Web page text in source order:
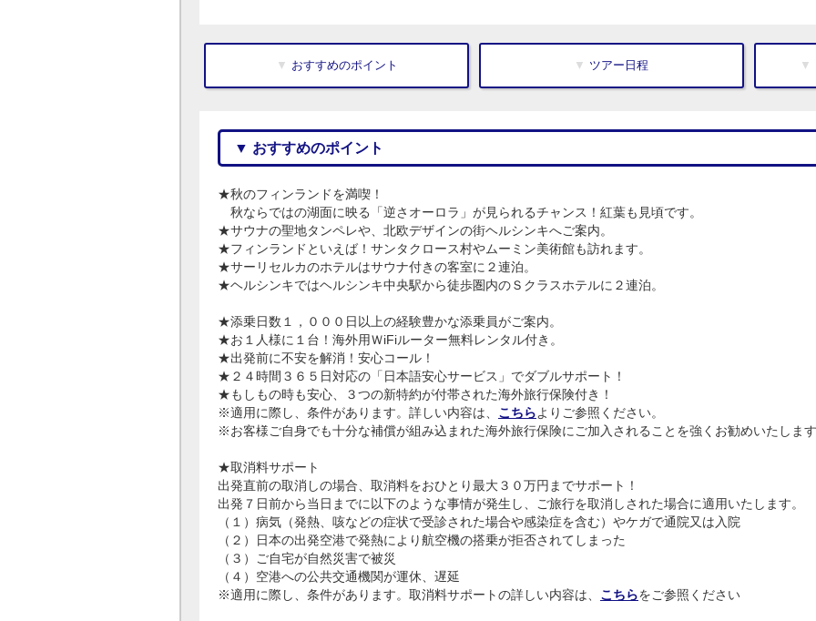
▼ おすすめのポイント ▼ ツアー日程
▼ おすすめのポイント
★秋のフィンランドを満喫！
秋ならではの湖面に映る「逆さオーロラ」が見られるチャンス！紅葉も見頃です。
★サウナの聖地タンペレや、北欧デザインの街ヘルシンキへご案内。
★フィンランドといえば！サンタクロース村やムーミン美術館も訪れます。
★サーリセルカのホテルはサウナ付きの客室に２連泊。
★ヘルシンキではヘルシンキ中央駅から徒歩圏内のＳクラスホテルに２連泊。
★添乗日数１，０００日以上の経験豊かな添乗員がご案内。
★お１人様に１台！海外用ＷiFiルーター無料レンタル付き。
★出発前に不安を解消！安心コール！
★２４時間３６５日対応の「日本語安心サービス」でダブルサポート！
★もしもの時も安心、３つの新特約が付帯された海外旅行保険付き！
※適用に際し、条件があります。詳しい内容は、 こちらよりご参照ください。
※お客様ご自身でも十分な補償が組み込まれた海外旅行保険にご加入されることを強くお勧めいたしま
★取消料サポート
出発直前の取消しの場合、取消料をおひとり最大３０万円までサポート！
出発７日前から当日までに以下のような事情が発生し、ご旅行を取消しされた場合に適用いたします。
（１）病気（発熱、咳などの症状で受診された場合や感染症を含む）やケガで通院又は入院
（２）日本の出発空港で発熱により航空機の搭乗が拒否されてしまった
（３）ご自宅が自然災害で被災
（４）空港への公共交通機関が運休、遅延
※適用に際し、条件があります。取消料サポートの詳しい内容は、 こちらをご参照ください